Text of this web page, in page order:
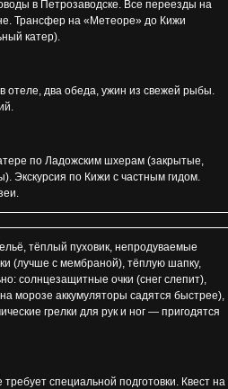
в Петрозаводске. Все переезды на
Трансфер на «Метеоре» до Кижи
катер).
отеле, два обеда, ужин из свежей рыбы.
по Ладожским шхерам (закрытые,
Экскурсия по Кижи с частным гидом.
тёплый пуховик, непродуваемые
(лучше с мембраной), тёплую шапку,
солнцезащитные очки (снег слепит),
морозе аккумуляторы садятся быстрее),
грелки для рук и ног — пригодятся
требует специальной подготовки. Квест на